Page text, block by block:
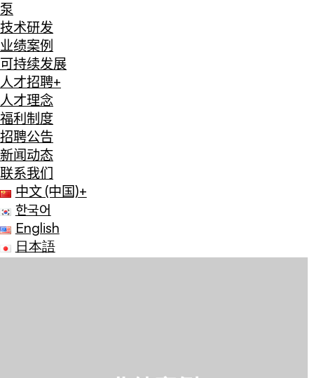
泵
技术研发
业绩案例
可持续发展
人才招聘+
人才理念
福利制度
招聘公告
新闻动态
联系我们
中文 (中国)+
한국어
English
日本語